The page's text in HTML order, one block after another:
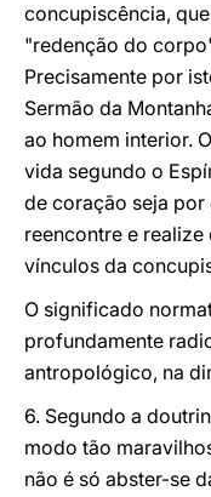
concupiscência,
"redenção do
Precisamente por
Sermão da
ao homem interior.
vida segundo o
de coração seja
reencontre e
vínculos da
O significado
profundamente
antropológico, na
6. Segundo a
modo tão
não é só abster-se